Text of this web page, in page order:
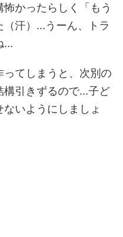
かったらしく「もう
汗）...うーん、トラ
...
てしまうと、次別の
引きずるので...子ど
いようにしましょ